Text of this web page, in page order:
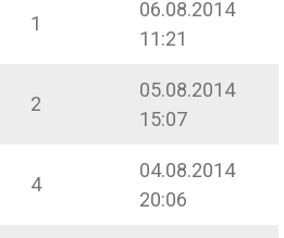
1
06.08.2014
11:21
2
05.08.2014
15:07
4
04.08.2014
20:06